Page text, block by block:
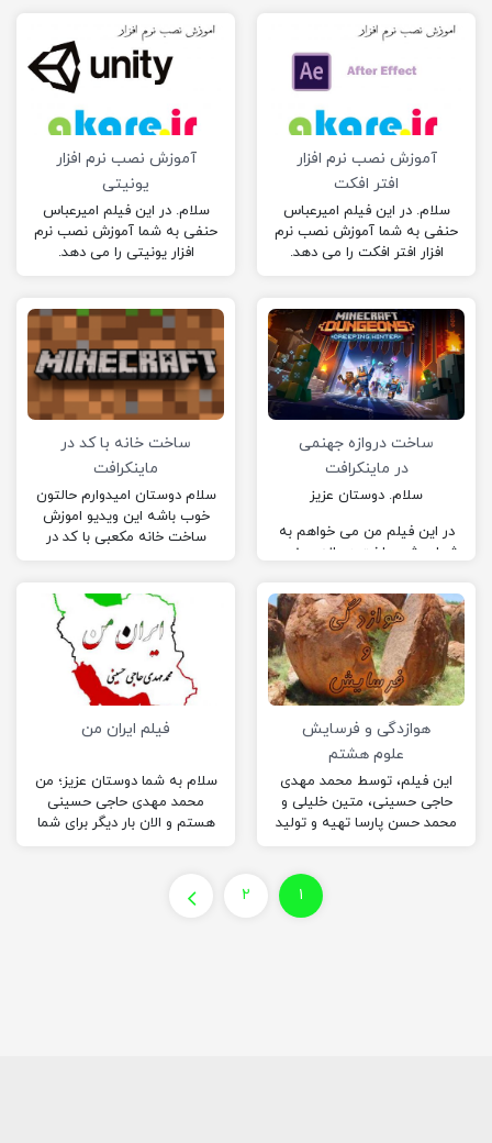
آموزش نصب نرم افزار
افتر افکت
سلام. در این فیلم امیرعباس
حنفی به شما آموزش نصب نرم
افزار افتر افکت را می دهد.
آموزش نصب نرم افزار
یونیتی
سلام. در این فیلم امیرعباس
حنفی به شما آموزش نصب نرم
افزار یونیتی را می دهد.
ساخت دروازه جهنمی
در ماینکرافت
سلام. دوستان عزیز
در این فیلم من می خواهم به
شما روش ساخت دروازه جهنمی
اگر سوالی داشتی می تونی در
کامنت های زیر از من بپرسی.
ساخت خانه با کد در
ماینکرافت
سلام دوستان امیدوارم حالتون
خوب باشه این ویدیو اموزش
ساخت خانه مکعبی با کد در
هوازدگی و فرسایش
علوم هشتم
این فیلم، توسط محمد مهدی
حاجی حسینی، متین خلیلی و
محمد حسن پارسا تهیه و تولید
فیلم ایران من
سلام به شما دوستان عزیز؛ من
محمد مهدی حاجی حسینی
هستم و الان بار دیگر برای شما
۱ ۲